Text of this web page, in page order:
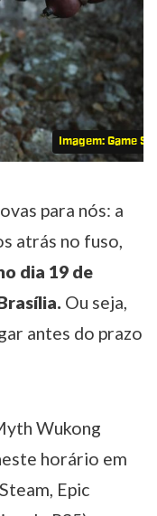
Imagem: Game
para nós: a
atrás no fuso,
dia 19 de
Ou seja,
antes do prazo
Wukong
horário em
Epic